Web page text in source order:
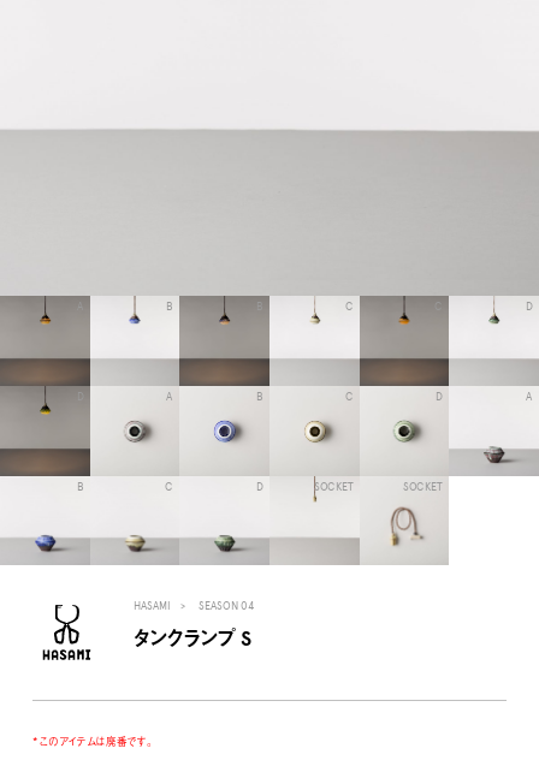
A B B C D
D A B C D A
B C D SOCKET SOCKET
HASAMI SEASON 04
タンクランプ S
* このアイテムは廃番です。